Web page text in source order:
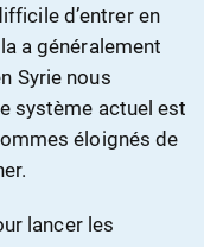
d’entrer en
a généralement
Syrie nous
système actuel est
éloignés de
lancer les